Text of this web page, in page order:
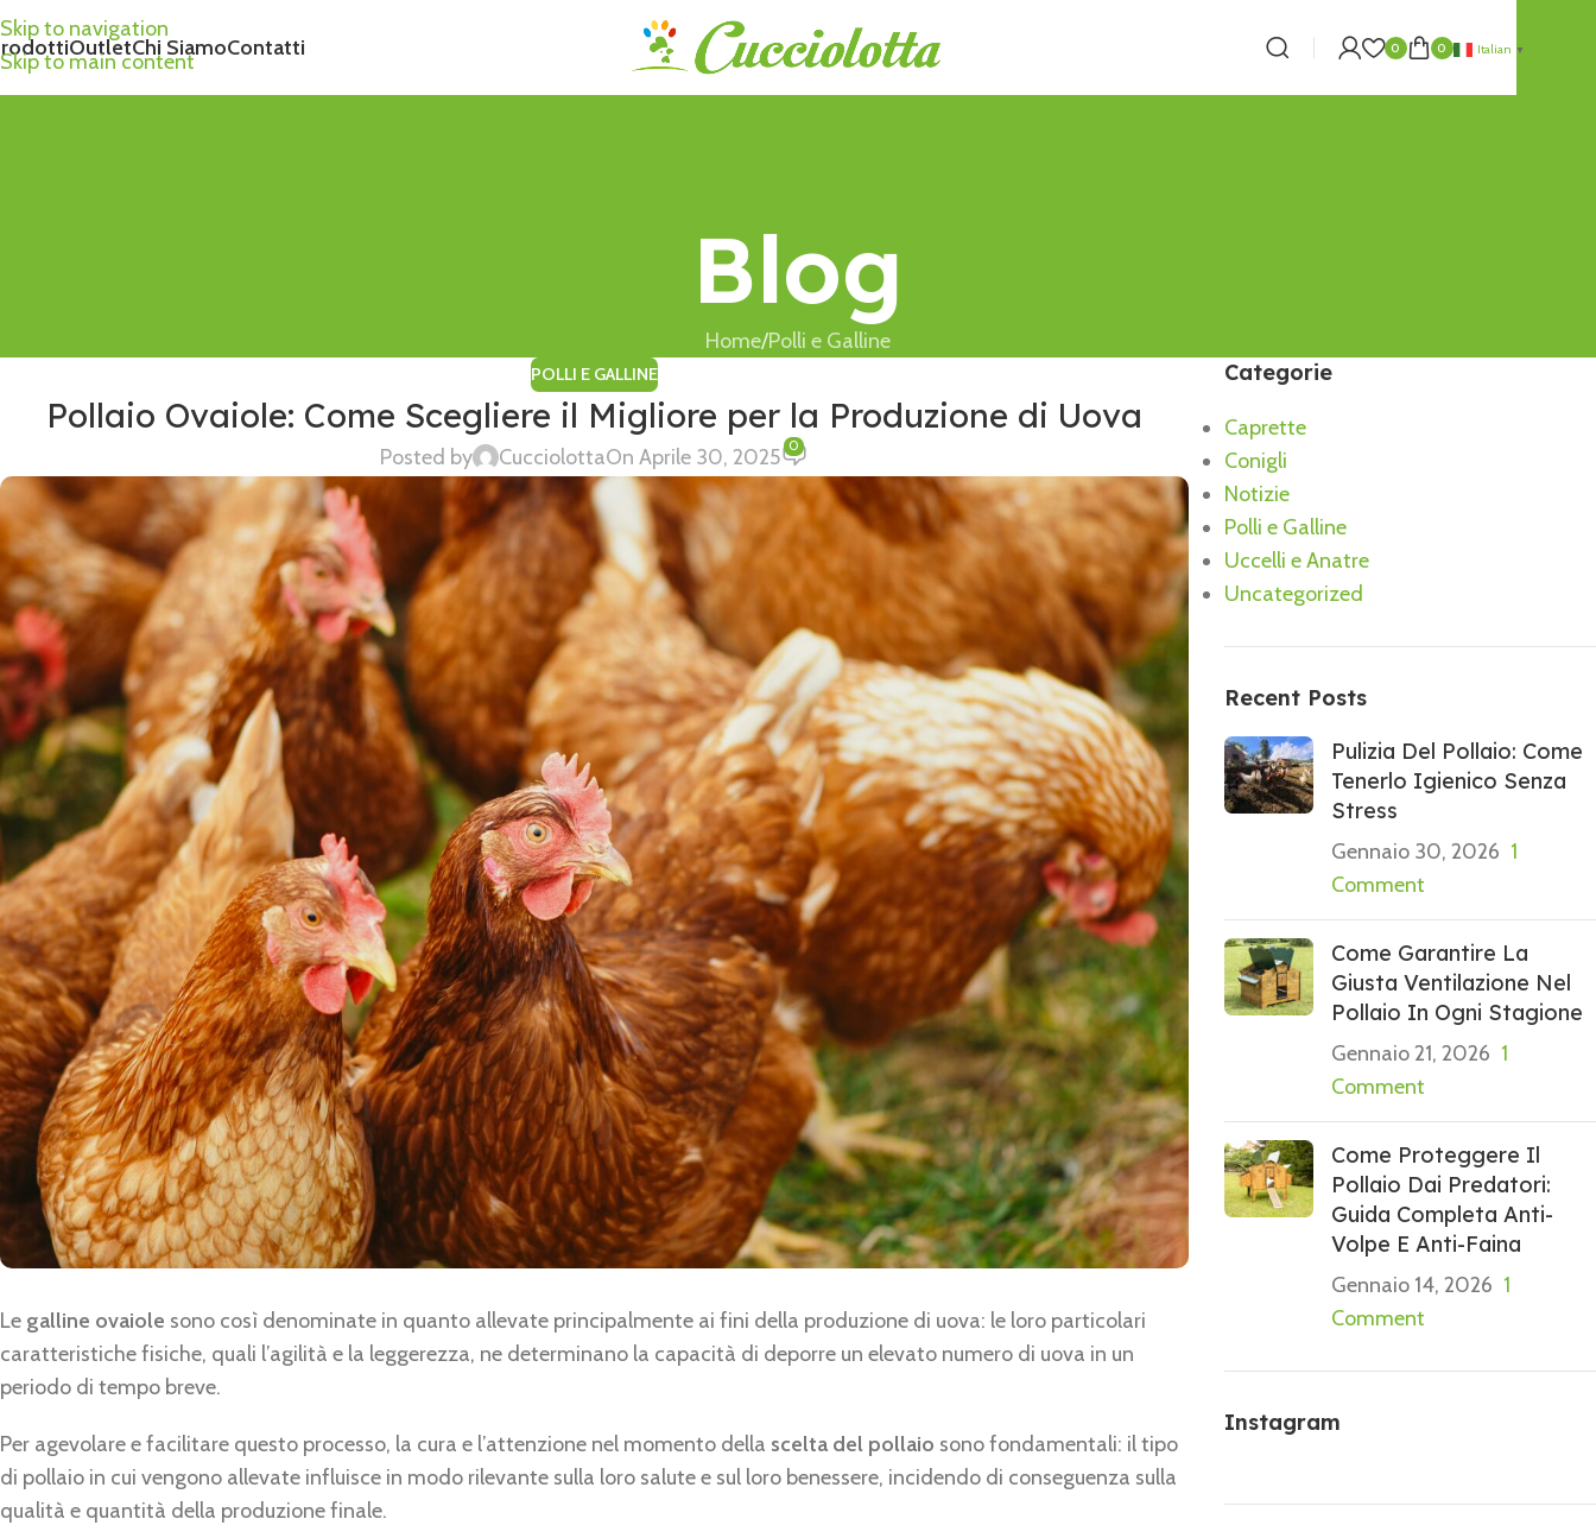
Skip to navigation
Skip to main content
OutletChi SiamoContatti 0 0 Italian ▼
Blog
Home Polli e Galline
POLLI E GALLINE
Pollaio Ovaiole: Come Scegliere il Migliore per la Produzione di Uova
Posted by CucciolottaOn Aprile 30, 2025 0
Le galline ovaiole sono così denominate in quanto allevate principalmente ai fini della produzione di uova: le loro particolari
caratteristiche fisiche, quali l’agilità e la leggerezza, ne determinano la capacità di deporre un elevato numero di uova in un
periodo di tempo breve.
Per agevolare e facilitare questo processo, la cura e l’attenzione nel momento della scelta del pollaio sono fondamentali: il tipo
di pollaio in cui vengono allevate influisce in modo rilevante sulla loro salute e sul loro benessere, incidendo di conseguenza sulla
qualità e quantità della produzione finale.
Categorie
Caprette
Conigli
Notizie
Polli e Galline
Uccelli e Anatre
Uncategorized
Recent Posts
Pulizia Del Pollaio: Come
Tenerlo Igienico Senza
Stress
Gennaio 30, 2026 1
Comment
Come Garantire La
Giusta Ventilazione Nel
Pollaio In Ogni Stagione
Gennaio 21, 2026 1
Comment
Come Proteggere Il
Pollaio Dai Predatori:
Guida Completa Anti-
Volpe E Anti-Faina
Gennaio 14, 2026 1
Comment
Instagram